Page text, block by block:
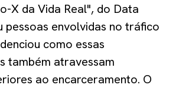
X da Vida Real", do Data
pessoas envolvidas no tráfico
como essas
também atravessam
ao encarceramento. O